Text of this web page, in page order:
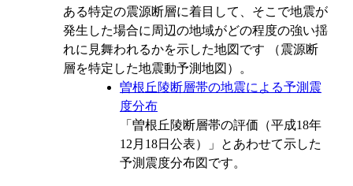
ある特定の震源断層に着目して、そこで地震が
発生した場合に周辺の地域がどの程度の強い揺
れに見舞われるかを示した地図です （震源断
層を特定した地震動予測地図）。
曽根丘陵断層帯の地震による予測震
度分布
「曽根丘陵断層帯の評価（平成18年
12月18日公表）」とあわせて示した
予測震度分布図です。